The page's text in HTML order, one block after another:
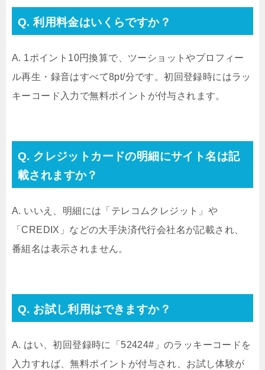
Q. 利用料金はいくらですか？
A. 1ポイント10円換算で、ツーショットやプロフィー
ル再生・録音はすべて8pt/分です。初回登録時にはラッ
キーコード入力で無料ポイントが付与されます。
Q. クレジットカードの明細にサイト名は記
載されますか？
A. いいえ、明細には「テレコムクレジット」や
「CREDIX」などの大手決済代行会社名が記載され、
番組名は表示されません。
Q. お試し利用はできますか？
A. はい、初回登録時に「52424#」のラッキーコードを
入力すれば、無料ポイントが付与され、お試し体験が